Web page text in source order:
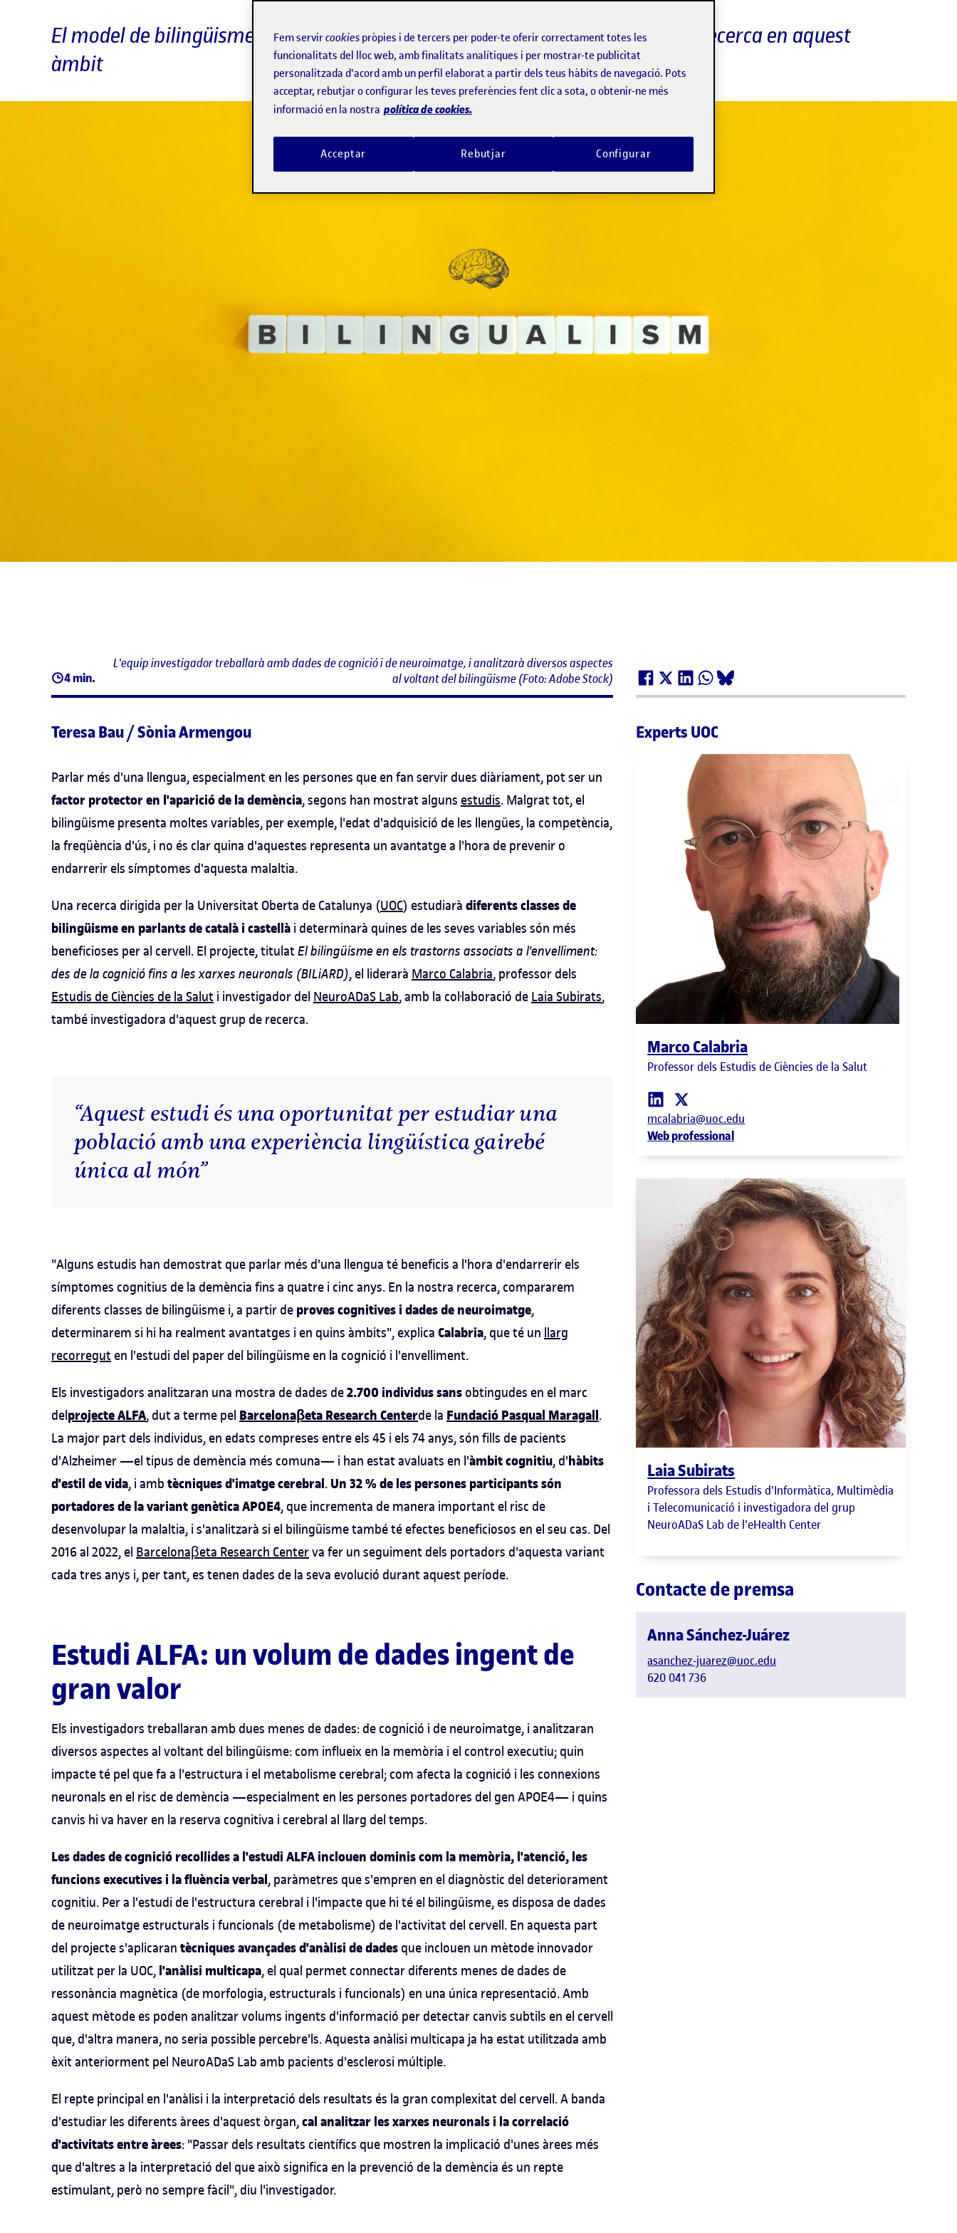
El model de bilingüisme de Catalunya ofereix una oportunitat única per a la recerca en aquest
àmbit
4 min.
L'equip investigador treballarà amb dades de cognició i de neuroimatge, i analitzarà diversos aspectes
al voltant del bilingüisme (Foto: Adobe Stock)
Teresa Bau / Sònia Armengou
Parlar més d'una llengua, especialment en les persones que en fan servir dues diàriament, pot ser un
factor protector en l'aparició de la demència, segons han mostrat alguns estudis. Malgrat tot, el
bilingüisme presenta moltes variables, per exemple, l'edat d'adquisició de les llengües, la competència,
la freqüència d'ús, i no és clar quina d'aquestes representa un avantatge a l'hora de prevenir o
endarrerir els símptomes d'aquesta malaltia.
Una recerca dirigida per la Universitat Oberta de Catalunya (UOC) estudiarà diferents classes de
bilingüisme en parlants de català i castellà i determinarà quines de les seves variables són més
beneficioses per al cervell. El projecte, titulatEl bilingüisme en els trastorns associats a l'envelliment:
des de la cognició fins a les xarxes neuronals (BILiARD), el liderarà Marco Calabria, professor dels
Estudis de Ciències de la Salut i investigador del NeuroADaS Lab, amb la col·laboració de Laia Subirats,
també investigadora d'aquest grup de recerca.
“Aquest estudi és una oportunitat per estudiar una
població amb una experiència lingüística gairebé
única al món”
"Alguns estudis han demostrat que parlar més d'una llengua té beneficis a l'hora d'endarrerir els
símptomes cognitius de la demència fins a quatre i cinc anys. En la nostra recerca, compararem
diferents classes de bilingüisme i, a partir de proves cognitives i dades de neuroimatge,
determinarem si hi ha realment avantatges i en quins àmbits", explica Calabria, que té un llarg
recorregut en l'estudi del paper del bilingüisme en la cognició i l'envelliment.
Els investigadors analitzaran una mostra de dades de2.700 individus sans obtingudes en el marc
delprojecte ALFA, dut a terme pel Barcelonaβeta Research Centerde la Fundació Pasqual Maragall.
La major part dels individus, en edats compreses entre els 45 i els 74 anys, són fills de pacients
d'Alzheimer —el tipus de demència més comuna— i han estat avaluats en l'àmbit cognitiu, d'hàbits
d'estil de vida, i amb tècniques d'imatge cerebral. Un 32 % de les persones participants són
portadores de la variant genètica APOE4, que incrementa de manera important el risc de
desenvolupar la malaltia, i s'analitzarà si el bilingüisme també té efectes beneficiosos en el seu cas. Del
2016 al 2022, el Barcelonaβeta Research Centerva fer un seguiment dels portadors d'aquesta variant
cada tres anys i, per tant, es tenen dades de la seva evolució durant aquest període.
Estudi ALFA: un volum de dades ingent de
gran valor
Els investigadors treballaran amb dues menes de dades: de cognició i de neuroimatge, i analitzaran
diversos aspectes al voltant del bilingüisme: com influeix en la memòria i el control executiu; quin
impacte té pel que fa a l'estructura i el metabolisme cerebral; com afecta la cognició i les connexions
neuronals en el risc de demència —especialment en les persones portadores del gen APOE4— i quins
canvis hi va haver en la reserva cognitiva i cerebral al llarg del temps.
Les dades de cognició recollides a l'estudi ALFA inclouen dominis com la memòria, l'atenció, les
funcions executives i la fluència verbal, paràmetres que s'empren en el diagnòstic del deteriorament
cognitiu. Per a l'estudi de l'estructura cerebral i l'impacte que hi té el bilingüisme, es disposa de dades
de neuroimatge estructurals i funcionals (de metabolisme) de l'activitat del cervell. En aquesta part
del projecte s'aplicaran tècniques avançades d'anàlisi de dades que inclouen un mètode innovador
utilitzat per la UOC, l'anàlisi multicapa, el qual permet connectar diferents menes de dades de
ressonància magnètica (de morfologia, estructurals i funcionals) en una única representació. Amb
aquest mètode es poden analitzar volums ingents d'informació per detectar canvis subtils en el cervell
que, d'altra manera, no seria possible percebre'ls. Aquesta anàlisi multicapa ja ha estat utilitzada amb
èxit anteriorment pel NeuroADaS Lab amb pacients d'esclerosi múltiple.
El repte principal en l'anàlisi i la interpretació dels resultats és la gran complexitat del cervell. A banda
d'estudiar les diferents àrees d'aquest òrgan,cal analitzar les xarxes neuronals i la correlació
d'activitats entre àrees: "Passar dels resultats científics que mostren la implicació d'unes àrees més
que d'altres a la interpretació del que això significa en la prevenció de la demència és un repte
estimulant, però no sempre fàcil", diu l'investigador.
Experts UOC
Marco Calabria
Professor dels Estudis de Ciències de la Salut
mcalabria@uoc.edu
Web professional
Laia Subirats
Professora dels Estudis d'Informàtica, Multimèdia
i Telecomunicació i investigadora del grup
NeuroADaS Lab de l'eHealth Center
Contacte de premsa
Anna Sánchez-Juárez
asanchez-juarez@uoc.edu
620 041 736
Fem servircookies pròpies i de tercers per poder-te oferir correctament totes les
funcionalitats del lloc web, amb finalitats analítiques i per mostrar-te publicitat
personalitzada d'acord amb un perfil elaborat a partir dels teus hàbits de navegació. Pots
acceptar, rebutjar o configurar les teves preferències fent clic a sota, o obtenir-ne més
informació en la nostra política de cookies.
Rebutjar
Acceptar Configurar